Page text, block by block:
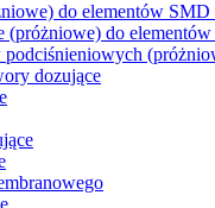
do elementów SMD
(próżniowe) do
dozujące